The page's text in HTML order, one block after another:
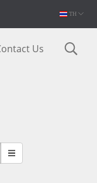
TH
Us